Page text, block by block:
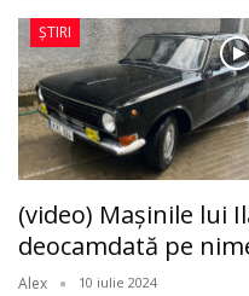
ȘTIRI
(video) Mașinile lui
deocamdată pe
Alex 10 iulie 2024